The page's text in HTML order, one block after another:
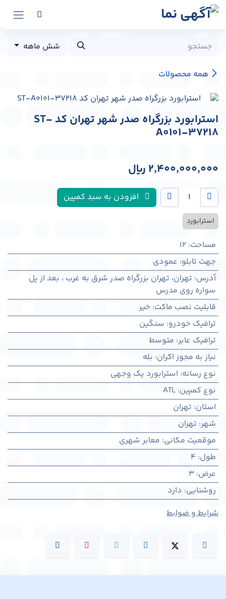
پرش به محتوا
همه محصولات
شش ماهه
استرابورد بزرگراه صدر شهر تهران کد ST-
A0101-37218
2,400,000,000 ﷼
افزودن به سبد کمپین
استرابورد
مساحت:
12
جهت تابلو: عمودی
آدرس: تهران، تهران بزرگراه صدر شرق به غرب ، بعد از پل
سواره روی مدرس
قابلیت نصب ماکت: خیر
ترافیک خودرو: سنگین
ترافیک عابر: متوسط
نیاز به مجوز اکران: بله
نوع رسانه: استرابورد یک وجهی
نوع کمپین:
ATL
استان: تهران
شهر: تهران
موقعیت مکانی: معابر شهری
طول:
4
عرض:
3
روشنایی: دارد
شرایط و ضوابط